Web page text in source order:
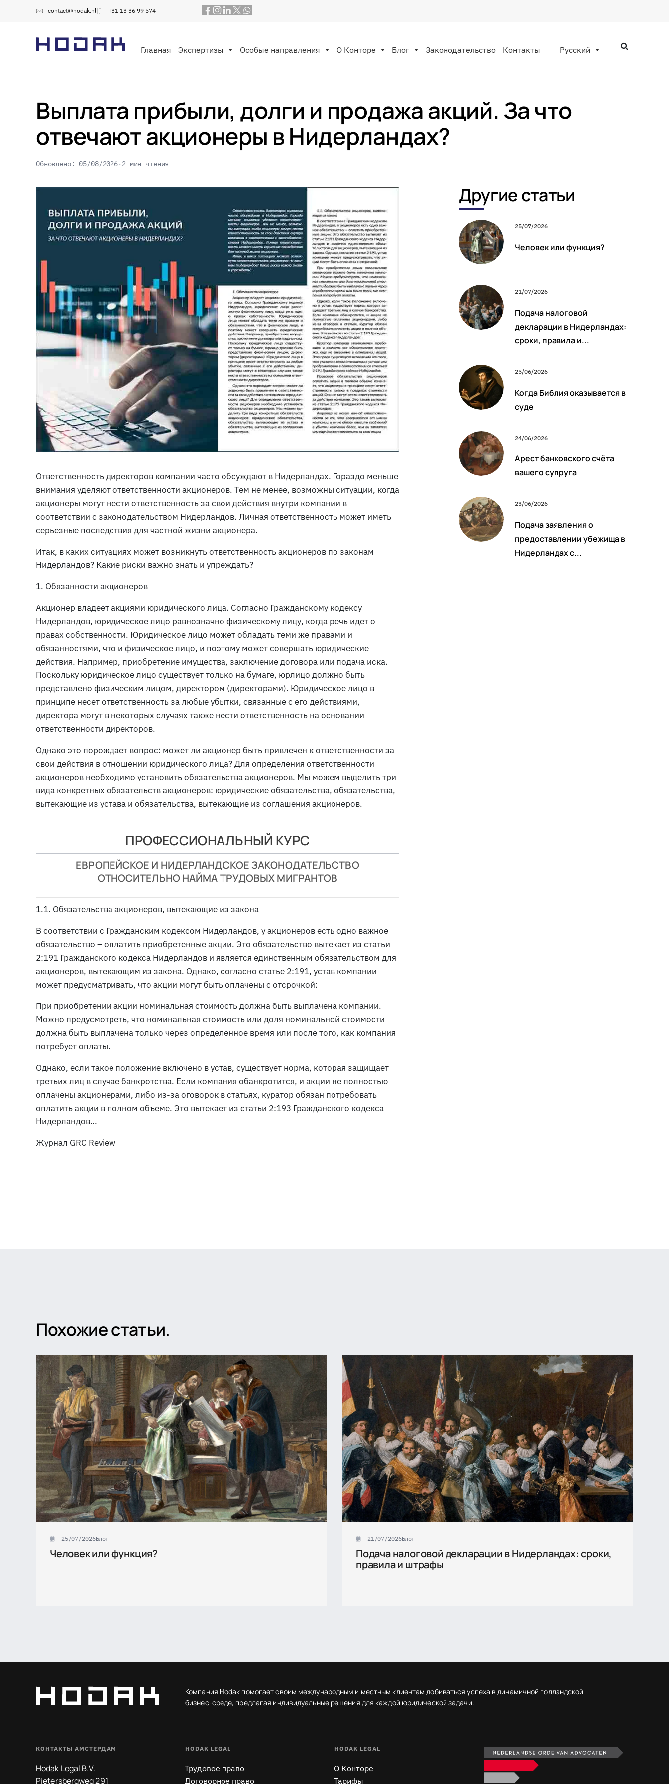
contact@hodak.nl +31 13 36 99 574
Главная Экспертизы Особые направления O Конторе Блог Законодательство Контакты Русский
Выплата прибыли, долги и продажа акций. За что
отвечают акционеры в Нидерландах?
Обновлено: 05/08/2026 2 мин чтения
Ответственность директоров компании часто обсуждают в Нидерландах. Гораздо меньше
внимания уделяют ответственности акционеров. Тем не менее, возможны ситуации, когда
акционеры могут нести ответственность за свои действия внутри компании в
соответствии с законодательством Нидерландов. Личная ответственность может иметь
серьезные последствия для частной жизни акционера.
Итак, в каких ситуациях может возникнуть ответственность акционеров по законам
Нидерландов? Какие риски важно знать и упреждать?
1. Обязанности акционеров
Акционер владеет акциями юридического лица. Согласно Гражданскому кодексу
Нидерландов, юридическое лицо равнозначно физическому лицу, когда речь идет о
правах собственности. Юридическое лицо может обладать теми же правами и
обязанностями, что и физическое лицо, и поэтому может совершать юридические
действия. Например, приобретение имущества, заключение договора или подача иска.
Поскольку юридическое лицо существует только на бумаге, юрлицо должно быть
представлено физическим лицом, директором (директорами). Юридическое лицо в
принципе несет ответственность за любые убытки, связанные с его действиями,
директора могут в некоторых случаях также нести ответственность на основании
ответственности директоров.
Однако это порождает вопрос: может ли акционер быть привлечен к ответственности за
свои действия в отношении юридического лица? Для определения ответственности
акционеров необходимо установить обязательства акционеров. Мы можем выделить три
вида конкретных обязательств акционеров: юридические обязательства, обязательства,
вытекающие из устава и обязательства, вытекающие из соглашения акционеров.
ПРОФЕССИОНАЛЬНЫЙ КУРС
ЕВРОПЕЙСКОЕ И НИДЕРЛАНДСКОЕ ЗАКОНОДАТЕЛЬСТВО
ОТНОСИТЕЛЬНО НАЙМА ТРУДОВЫХ МИГРАНТОВ
1.1. Обязательства акционеров, вытекающие из закона
В соответствии с Гражданским кодексом Нидерландов, у акционеров есть одно важное
обязательство – оплатить приобретенные акции. Это обязательство вытекает из статьи
2:191 Гражданского кодекса Нидерландов и является единственным обязательством для
акционеров, вытекающим из закона. Однако, согласно статье 2:191, устав компании
может предусматривать, что акции могут быть оплачены с отсрочкой:
При приобретении акции номинальная стоимость должна быть выплачена компании.
Можно предусмотреть, что номинальная стоимость или доля номинальной стоимости
должна быть выплачена только через определенное время или после того, как компания
потребует оплаты.
Однако, если такое положение включено в устав, существует норма, которая защищает
третьих лиц в случае банкротства. Если компания обанкротится, и акции не полностью
оплачены акционерами, либо из-за оговорок в статьях, куратор обязан потребовать
оплатить акции в полном объеме. Это вытекает из статьи 2:193 Гражданского кодекса
Нидерландов…
Журнал GRC Review
Другие статьи
25/07/2026
Человек или функция?
21/07/2026
Подача налоговой
декларации в Нидерландах:
сроки, правила и...
25/06/2026
Когда Библия оказывается в
суде
24/06/2026
Арест банковского счёта
вашего супруга
23/06/2026
Подача заявления о
предоставлении убежища в
Нидерландах с...
Похожие статьи.
25/07/2026Блог
Человек или функция?
21/07/2026Блог
Подача налоговой декларации в Нидерландах: сроки,
правила и штрафы
Компания Hodak помогает своим международным и местным клиентам добиваться успеха в динамичной голландской
бизнес-среде, предлагая индивидуальные решения для каждой юридической задачи.
КОНТАКТЫ АМСТЕРДАМ
Hodak Legal B.V.
Pietersbergweg 291
HODAK LEGAL
Трудовое право
Договорное право
HODAK LEGAL
O Конторе
Тарифы